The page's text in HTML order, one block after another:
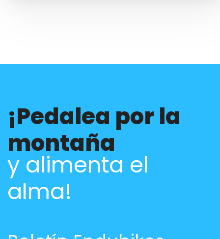
¡Pedalea por la
montaña
y alimenta el
alma!